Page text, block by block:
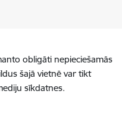
obligāti nepieciešamās
šajā vietnē var tikt
sīkdatnes.